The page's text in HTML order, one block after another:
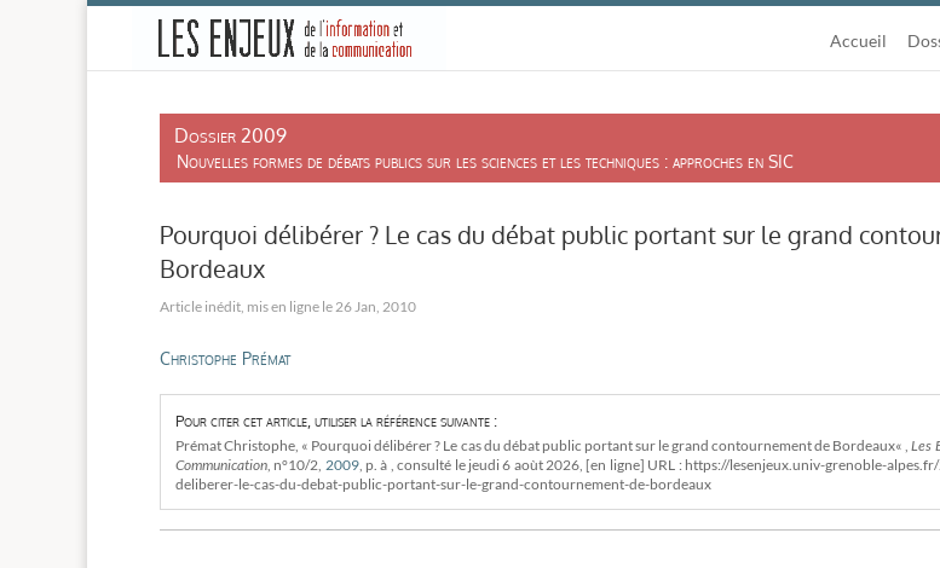
-
Accueil
Dossier 2009
Nouvelles formes de débats publics sur les sciences et les techniques : approches en SIC
Pourquoi délibérer ? Le cas du débat public portant sur le grand
Bordeaux
26 Jan, 2010
Christophe Prémat
Pour citer cet article, utiliser la référence suivante :
Prémat Christophe, « Pourquoi délibérer ? Le cas du débat public portant sur le grand contournement de Bordeaux« ,Les
Communication, n°10/2, 2009, p. à , consulté le jeudi 6 aoùt 2026, [en ligne] URL : https://lesenjeux.univ-grenoble-
deliberer-le-cas-du-debat-public-portant-sur-le-grand-contournement-de-bordeaux